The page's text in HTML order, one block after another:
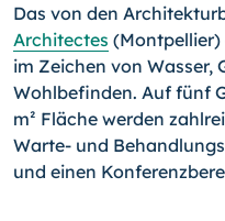
Das von den
Archi­tectes
im Zeichen von Wasser,
Wohlbefinden. Auf fünf
m² Fläche werden
Warte- und
und einen